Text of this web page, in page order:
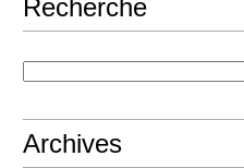
Recherche
Archives